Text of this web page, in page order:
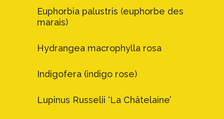
Euphorbia palustris (euphorbe des
marais)
Hydrangea macrophylla rosa
Indigofera (indigo rose)
Lupinus Russelii ‘La Châtelaine’